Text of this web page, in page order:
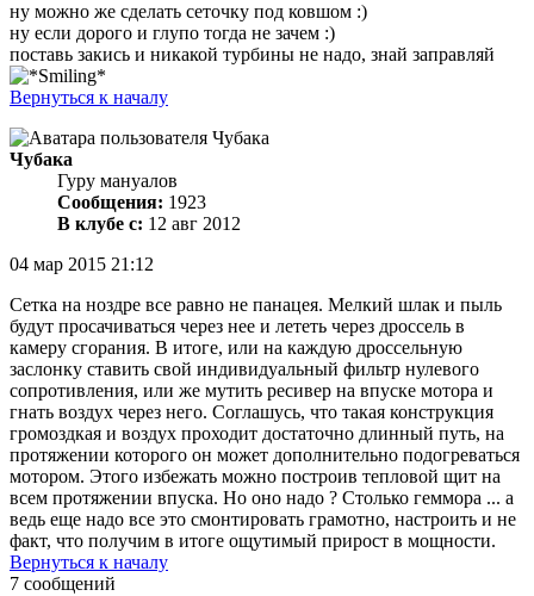
ну можно же сделать сеточку под ковшом :)
ну если дорого и глупо тогда не зачем :)
поставь закись и никакой турбины не надо, знай заправляй
Вернуться к началу
Чубака
Гуру мануалов
Сообщения: 1923
В клубе с: 12 авг 2012
04 мар 2015 21:12
Сетка на ноздре все равно не панацея. Мелкий шлак и пыль
будут просачиваться через нее и лететь через дроссель в
камеру сгорания. В итоге, или на каждую дроссельную
заслонку ставить свой индивидуальный фильтр нулевого
сопротивления, или же мутить ресивер на впуске мотора и
гнать воздух через него. Соглашусь, что такая конструкция
громоздкая и воздух проходит достаточно длинный путь, на
протяжении которого он может дополнительно подогреваться
мотором. Этого избежать можно построив тепловой щит на
всем протяжении впуска. Но оно надо ? Столько геммора ... а
ведь еще надо все это смонтировать грамотно, настроить и не
факт, что получим в итоге ощутимый прирост в мощности.
Вернуться к началу
7 сообщений